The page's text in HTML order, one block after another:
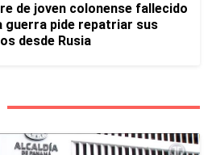
de joven colonense fallecido
guerra pide repatriar sus
desde Rusia